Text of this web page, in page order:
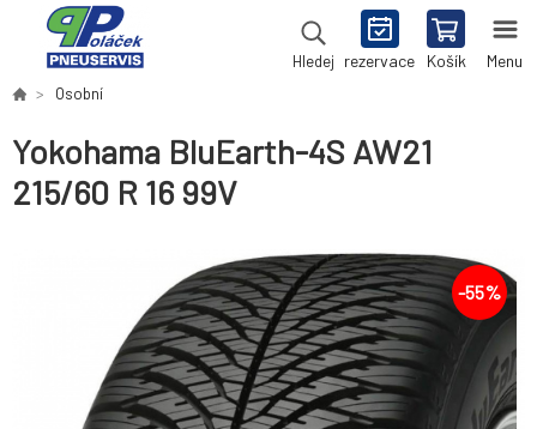
Hledej rezervace Košík Menu
Osobní
Yokohama BluEarth-4S AW21
215/60 R 16 99V
-55%